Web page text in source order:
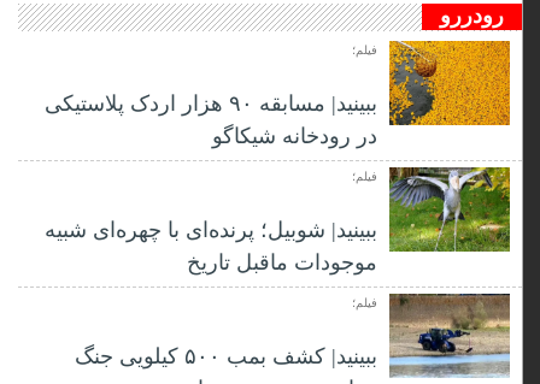
رودررو
فیلم؛
ببینید| مسابقه ۹۰ هزار اردک پلاستیکی
در رودخانه شیکاگو
فیلم؛
ببینید| شوبیل؛ پرنده‌ای با چهره‌ای شبیه
موجودات ماقبل تاریخ
فیلم؛
ببینید| کشف بمب ۵۰۰ کیلویی جنگ